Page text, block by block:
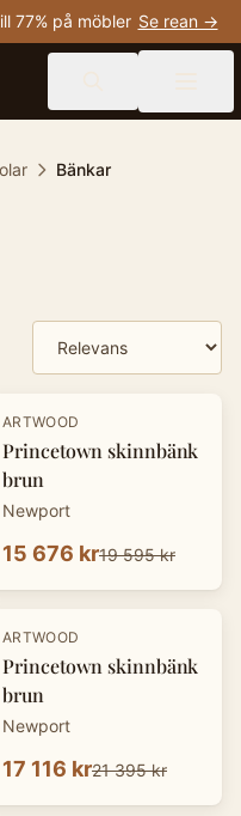
77% på möbler Se rean →
Bänkar
-20%
ARTWOOD
Princetown skinnbänk
brun
Newport
15 676 kr19 595 kr
-20%
ARTWOOD
Princetown skinnbänk
brun
Newport
17 116 kr21 395 kr